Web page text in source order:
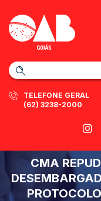
TELEFONE GERAL
(62) 3238-2000
CMA